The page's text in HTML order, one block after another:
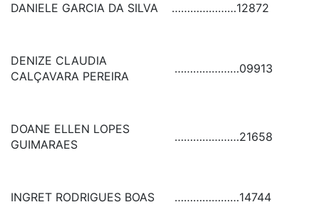
DANIELE GARCIA DA SILVA …………………12872
DENIZE CLAUDIA
CALÇAVARA PEREIRA
…………………09913
DOANE ELLEN LOPES
GUIMARAES
…………………21658
INGRET RODRIGUES BOAS …………………14744